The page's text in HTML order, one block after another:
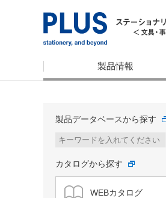
製品情報
製品データベースから探す
カタログから探す
WEBカタログ